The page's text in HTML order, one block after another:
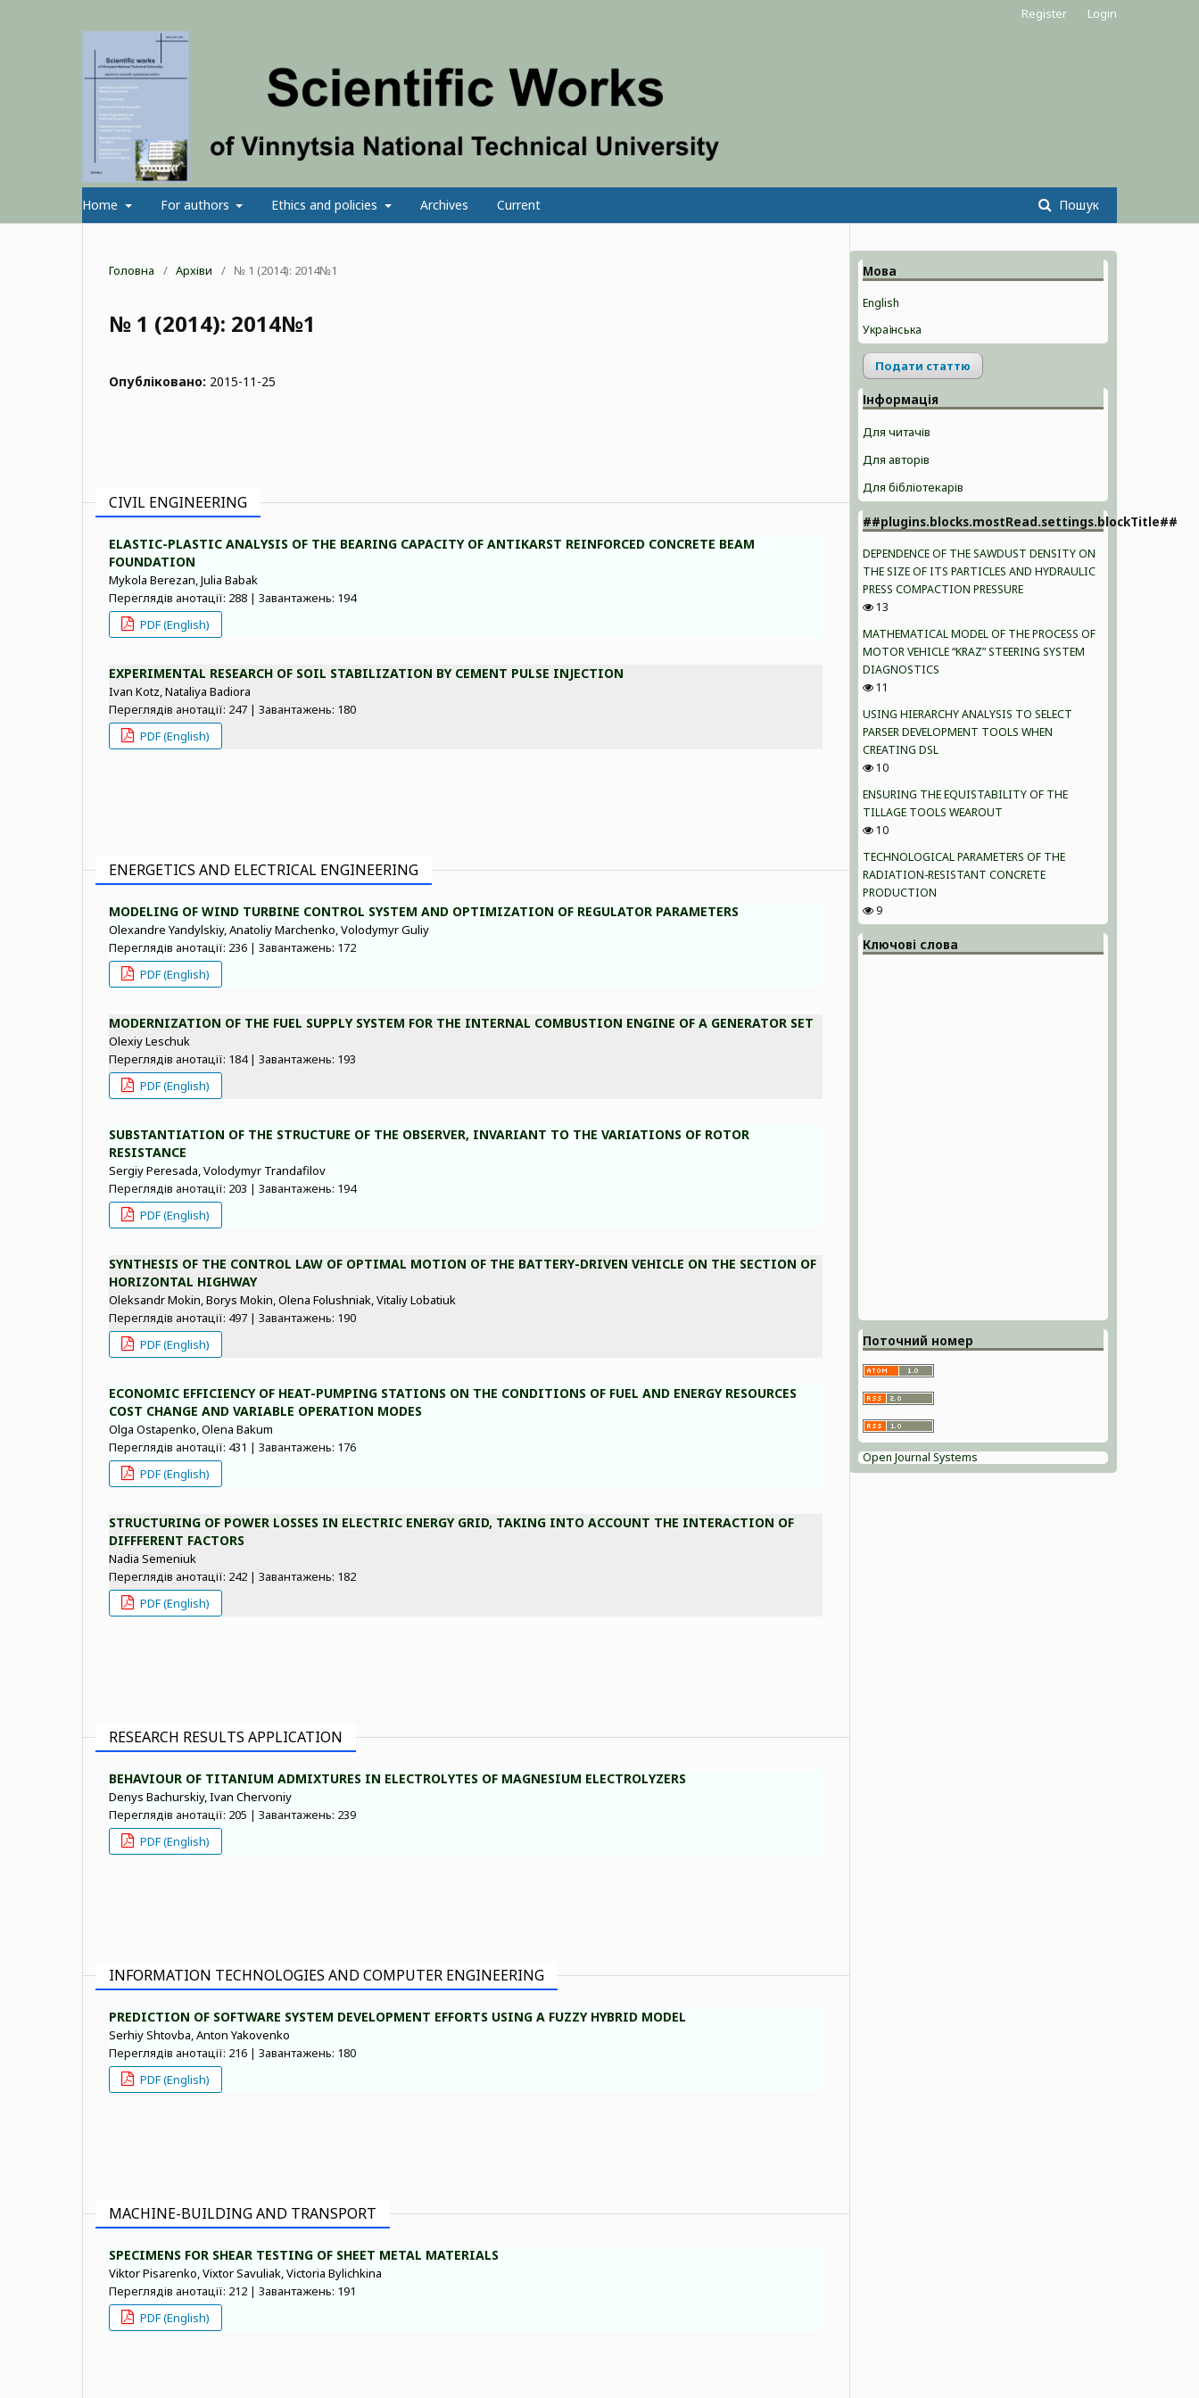
Home For authors Ethics and policies Archives Current Пошук
Register Login
Головна / Архіви / № 1 (2014): 2014№1
№ 1 (2014): 2014№1
Опубліковано: 2015-11-25
CIVIL ENGINEERING
ELASTIC-PLASTIC ANALYSIS OF THE BEARING CAPACITY OF ANTIKARST REINFORCED CONCRETE BEAM
FOUNDATION
Mykola Berezan, Julia Babak
Переглядів анотації: 288 | Завантажень: 194
PDF (English)
EXPERIMENTAL RESEARCH OF SOIL STABILIZATION BY CEMENT PULSE INJECTION
Ivan Kotz, Nataliya Badiora
Переглядів анотації: 247 | Завантажень: 180
PDF (English)
ENERGETICS AND ELECTRICAL ENGINEERING
MODELING OF WIND TURBINE CONTROL SYSTEM AND OPTIMIZATION OF REGULATOR PARAMETERS
Olexandre Yandylskiy, Anatoliy Marchenko, Volodymyr Guliy
Переглядів анотації: 236 | Завантажень: 172
PDF (English)
MODERNIZATION OF THE FUEL SUPPLY SYSTEM FOR THE INTERNAL COMBUSTION ENGINE OF A GENERATOR SET
Olexiy Leschuk
Переглядів анотації: 184 | Завантажень: 193
PDF (English)
SUBSTANTIATION OF THE STRUCTURE OF THE OBSERVER, INVARIANT TO THE VARIATIONS OF ROTOR
RESISTANCE
Sergiy Peresada, Volodymyr Trandafilov
Переглядів анотації: 203 | Завантажень: 194
PDF (English)
SYNTHESIS OF THE СONTROL LAW OF OPTIMAL MOTION OF THE BATTERY-DRIVEN VEHICLE ON THE SECTION OF
HORIZONTAL HIGHWAY
Oleksandr Mokin, Borys Mokin, Оlena Folushniak, Vitaliy Lobatiuk
Переглядів анотації: 497 | Завантажень: 190
PDF (English)
ECONOMIC EFFICIENCY OF HEAT-PUMPING STATIONS ON THE CONDITIONS OF FUEL AND ENERGY RESOURCES
COST CHANGE AND VARIABLE OPERATION MODES
Olga Ostapenko, Olena Bakum
Переглядів анотації: 431 | Завантажень: 176
PDF (English)
STRUCTURING OF POWER LOSSES IN ELECTRIC ENERGY GRID, TAKING INTO ACCOUNT THE INTERACTION OF
DIFFFERENT FACTORS
Nadia Semeniuk
Переглядів анотації: 242 | Завантажень: 182
PDF (English)
RESEARCH RESULTS APPLICATION
BEHAVIOUR OF TITANIUM ADMIXTURES IN ELECTROLYTES OF MAGNESIUM ELECTROLYZERS
Denys Bachurskiy, Ivan Chervoniy
Переглядів анотації: 205 | Завантажень: 239
PDF (English)
INFORMATION TECHNOLOGIES AND COMPUTER ENGINEERING
PREDICTION OF SOFTWARE SYSTEM DEVELOPMENT EFFORTS USING A FUZZY HYBRID MODEL
Serhiy Shtovba, Anton Yakovenko
Переглядів анотації: 216 | Завантажень: 180
PDF (English)
MACHINE-BUILDING AND TRANSPORT
SPECIMENS FOR SHEAR TESTING OF SHEET METAL MATERIALS
Viktor Pisarenko, Vixtor Savuliak, Victoria Bylichkina
Переглядів анотації: 212 | Завантажень: 191
PDF (English)
Мова
English
Українська
Подати статтю
Інформація
Для читачів
Для авторів
Для бібліотекарів
##plugins.blocks.mostRead.settings.blockTitle##
DEPENDENCE OF THE SAWDUST DENSITY ON
THE SIZE OF ITS PARTICLES AND HYDRAULIC
PRESS COMPACTION PRESSURE
13
MATHEMATICAL MODEL OF THE PROCESS OF
MOTOR VEHICLE “KRAZ” STEERING SYSTEM
DIAGNOSTICS
11
USING HIERARCHY ANALYSIS TO SELECT
PARSER DEVELOPMENT TOOLS WHEN
CREATING DSL
10
ENSURING THE EQUISTABILITY OF THE
TILLAGE TOOLS WEAROUT
10
TECHNOLOGICAL PARAMETERS OF THE
RADIATION-RESISTANT CONCRETE
PRODUCTION
9
Ключові слова
Поточний номер
Open Journal Systems